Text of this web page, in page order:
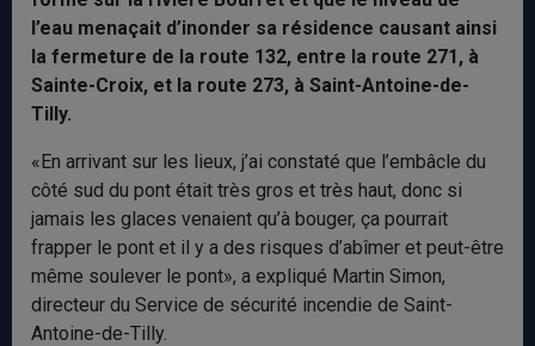
l’eau menaçait d’inonder sa résidence causant ainsi
la fermeture de la route 132, entre la route 271, à
Sainte-Croix, et la route 273, à Saint-Antoine-de-
Tilly.
«En arrivant sur les lieux, j’ai constaté que l’embâcle du
côté sud du pont était très gros et très haut, donc si
jamais les glaces venaient qu’à bouger, ça pourrait
frapper le pont et il y a des risques d’abîmer et peut-être
même soulever le pont», a expliqué Martin Simon,
directeur du Service de sécurité incendie de Saint-
Antoine-de-Tilly.